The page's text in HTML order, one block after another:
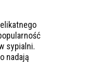
sypialni.
nadają